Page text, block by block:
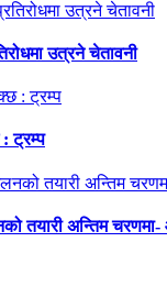
उत्रने चेतावनी
ट्रम्प
तयारी अन्तिम